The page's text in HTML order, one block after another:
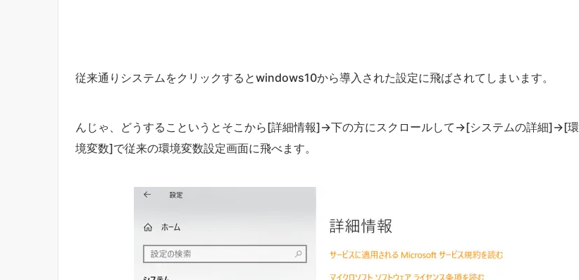
従来通りシステムをクリックするとwindows10から導入された設定に飛ばされてしまいます。
んじゃ、どうするこというとそこから[詳細情報]→下の方にスクロールして→[システムの詳細]→[環
境変数]で従来の環境変数設定画面に飛べます。